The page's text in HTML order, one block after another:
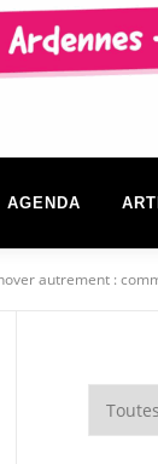
AGENDA
autrement :